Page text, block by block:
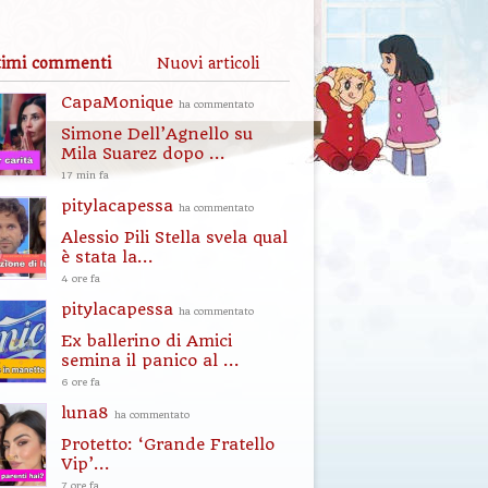
commenti Nuovi articoli
CapaMonique ha commentato
Simone Dell’Agnello su
Mila Suarez dopo ...
17 min fa
pitylacapessa ha commentato
Alessio Pili Stella svela qual
è stata la...
4 ore fa
pitylacapessa ha commentato
Ex ballerino di Amici
semina il panico al ...
6 ore fa
luna8 ha commentato
Protetto: ‘Grande Fratello
Vip’...
7 ore fa